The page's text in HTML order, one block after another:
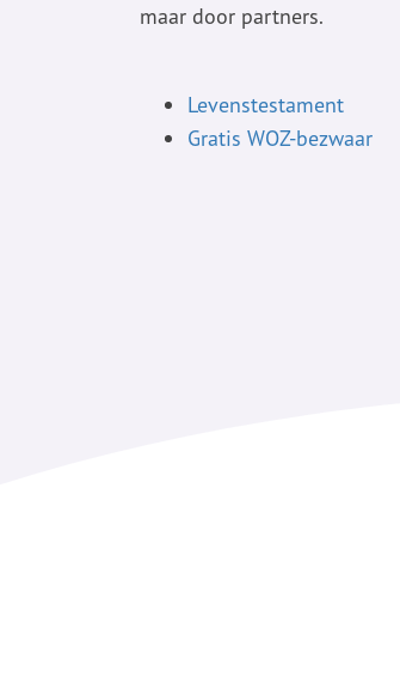
maar door partners.
Levenstestament
Gratis WOZ-bezwaar